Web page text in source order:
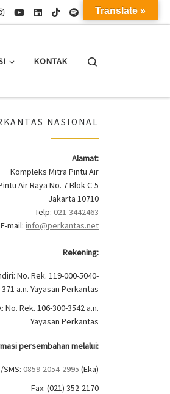
KONTAK
NASIONAL
Alamat:
Kompleks Mitra Pintu Air
Air Raya No. 7 Blok C-5
Jakarta 10710
Telp: 021-3442463
E-mail: info@perkantas.net
Rekening:
No. Rek. 119-000-5040-
371 a.n. Yayasan Perkantas
No. Rek. 106-300-3542 a.n.
Yayasan Perkantas
persembahan melalui:
SMS: 0859-2054-2995 (Eka)
Fax: (021) 352-2170
Translate »